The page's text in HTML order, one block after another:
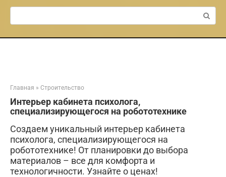
Поиск:
Главная » Строительство
Интерьер кабинета психолога,
специализирующегося на робототехнике
Создаем уникальный интерьер кабинета
психолога, специализирующегося на
робототехнике! От планировки до выбора
материалов – все для комфорта и
технологичности. Узнайте о ценах!